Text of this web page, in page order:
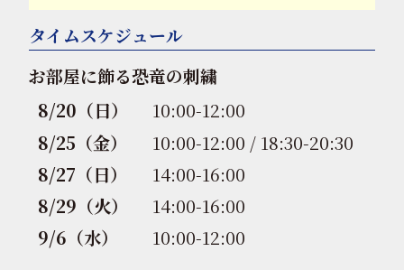
タイムスケジュール
お部屋に飾る恐竜の刺繍
8/20（日）
10:00-12:00
8/25（金）
10:00-12:00 / 18:30-20:30
8/27（日）
14:00-16:00
8/29（火）
14:00-16:00
9/6（水）
10:00-12:00